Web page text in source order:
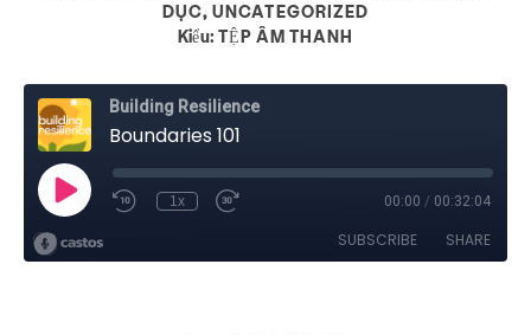
DỤC, UNCATEGORIZED
Kiểu: TỆP ÂM THANH